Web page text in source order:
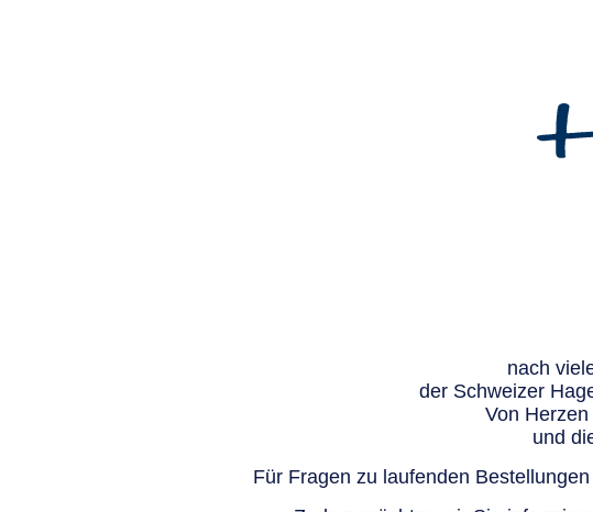
nach
der Schweizer
Von
und
Für Fragen zu laufenden